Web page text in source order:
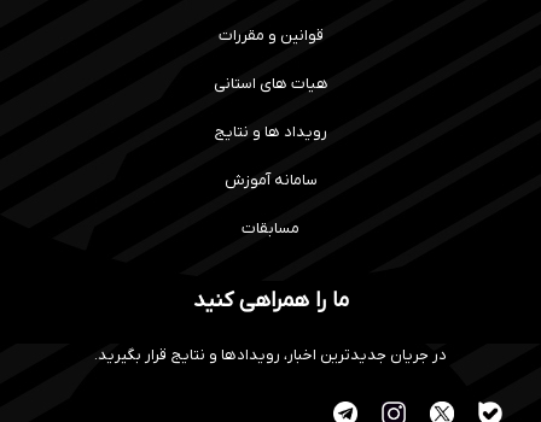
قوانین و مقررات
هیات های استانی
رویداد ها و نتایج
سامانه آموزش
مسابقات
ما را همراهی کنید
در جریان جدیدترین اخبار، رویدادها و نتایج قرار بگیرید.